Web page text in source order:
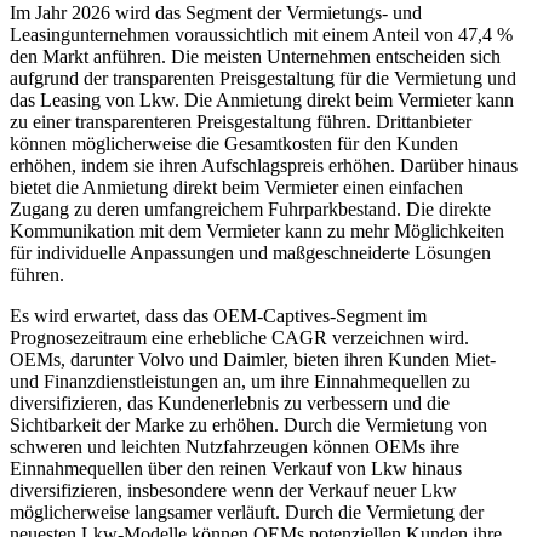
Im Jahr 2026 wird das Segment der Vermietungs- und
Leasingunternehmen voraussichtlich mit einem Anteil von 47,4 %
den Markt anführen. Die meisten Unternehmen entscheiden sich
aufgrund der transparenten Preisgestaltung für die Vermietung und
das Leasing von Lkw. Die Anmietung direkt beim Vermieter kann
zu einer transparenteren Preisgestaltung führen. Drittanbieter
können möglicherweise die Gesamtkosten für den Kunden
erhöhen, indem sie ihren Aufschlagspreis erhöhen. Darüber hinaus
bietet die Anmietung direkt beim Vermieter einen einfachen
Zugang zu deren umfangreichem Fuhrparkbestand. Die direkte
Kommunikation mit dem Vermieter kann zu mehr Möglichkeiten
für individuelle Anpassungen und maßgeschneiderte Lösungen
führen.
Es wird erwartet, dass das OEM-Captives-Segment im
Prognosezeitraum eine erhebliche CAGR verzeichnen wird.
OEMs, darunter Volvo und Daimler, bieten ihren Kunden Miet-
und Finanzdienstleistungen an, um ihre Einnahmequellen zu
diversifizieren, das Kundenerlebnis zu verbessern und die
Sichtbarkeit der Marke zu erhöhen. Durch die Vermietung von
schweren und leichten Nutzfahrzeugen können OEMs ihre
Einnahmequellen über den reinen Verkauf von Lkw hinaus
diversifizieren, insbesondere wenn der Verkauf neuer Lkw
möglicherweise langsamer verläuft. Durch die Vermietung der